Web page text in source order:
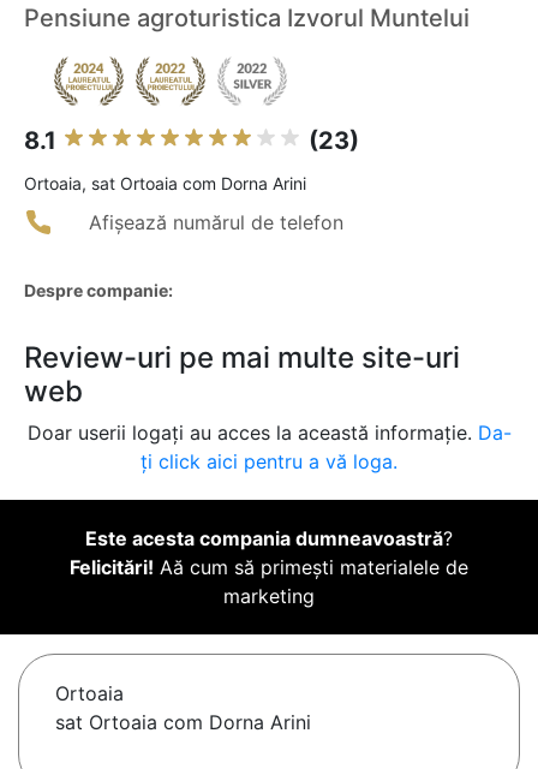
Pensiune agroturistica Izvorul Muntelui
8.1 (23)
Ortoaia, sat Ortoaia com Dorna Arini
Afișează numărul de telefon
Despre companie:
Review-uri pe mai multe site-uri
web
Doar userii logați au acces la această informație. Da-
ți click aici pentru a vă loga.
Este acesta compania dumneavoastră?
Felicitări! Aă cum să primești materialele de
marketing
Ortoaia
sat Ortoaia com Dorna Arini